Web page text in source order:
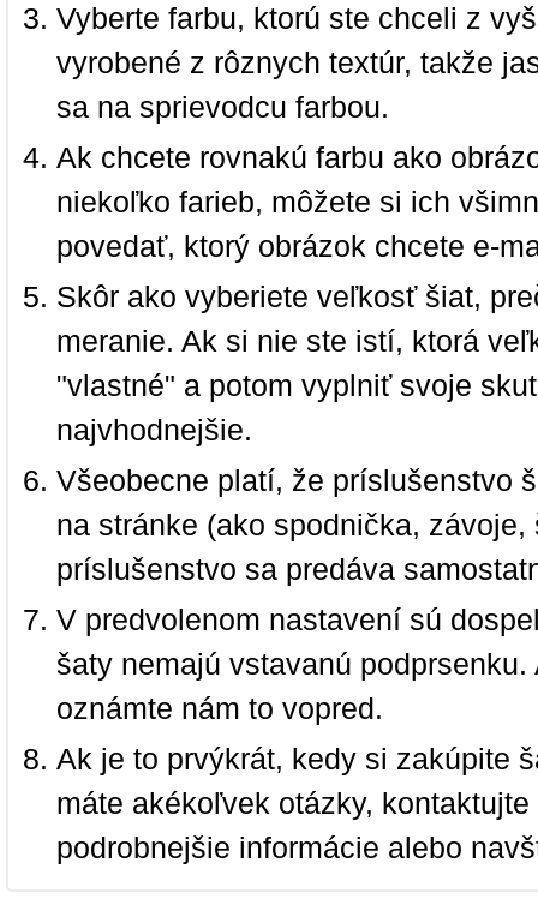
Vyberte farbu, ktorú ste chceli z
vyrobené z rôznych textúr, takže
sa na sprievodcu farbou.
Ak chcete rovnakú farbu ako
niekoľko farieb, môžete si ich
povedať, ktorý obrázok chcete e-
Skôr ako vyberiete veľkosť šiat,
meranie. Ak si nie ste istí, ktorá
"vlastné" a potom vyplniť svoje
najvhodnejšie.
Všeobecne platí, že príslušenstvo
na stránke (ako spodnička,
príslušenstvo sa predáva
V predvolenom nastavení sú
šaty nemajú vstavanú
oznámte nám to vopred.
Ak je to prvýkrát, kedy si zakúpite
máte akékoľvek otázky,
podrobnejšie informácie alebo